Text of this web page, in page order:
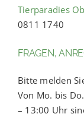
Tierparadies
0811 1740
FRAGEN,
Bitte melden
Von Mo. bis
– 13:00 Uhr